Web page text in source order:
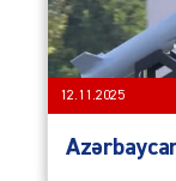
12.11.2025